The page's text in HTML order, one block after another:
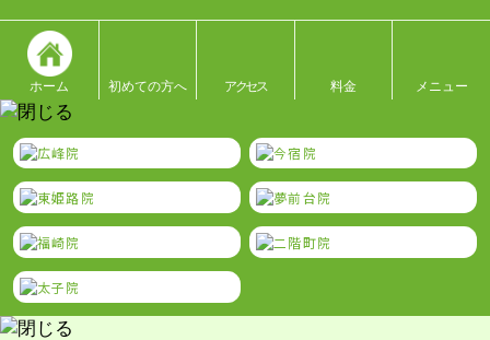
ホーム 初めての方へ アクセス 料金 メニュー